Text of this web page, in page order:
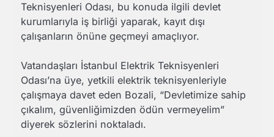
Teknisyenleri Odası, bu konuda ilgili devlet
kurumlarıyla iş birliği yaparak, kayıt dışı
çalışanların önüne geçmeyi amaçlıyor.
Vatandaşları İstanbul Elektrik Teknisyenleri
Odası’na üye, yetkili elektrik teknisyenleriyle
çalışmaya davet eden Bozali, “Devletimize sahip
çıkalım, güvenliğimizden ödün vermeyelim”
diyerek sözlerini noktaladı.